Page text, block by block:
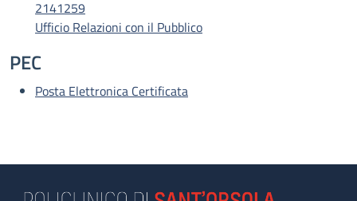
2141259
Ufficio Relazioni con il Pubblico
PEC
Posta Elettronica Certificata